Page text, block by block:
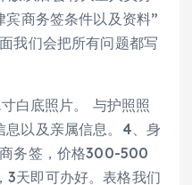
商务签条件以及资料”
我们会把所有问题都写
白底照片。 与护照照
息以及亲属信息。4、身
务签，价格300-500
3天即可办好。表格我们